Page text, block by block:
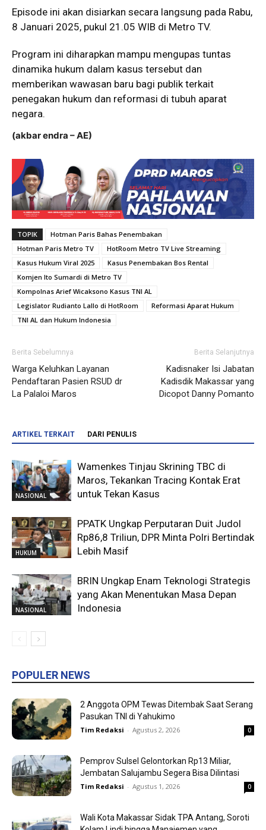
Episode ini akan disiarkan secara langsung pada Rabu,
8 Januari 2025, pukul 21.05 WIB di Metro TV.
Program ini diharapkan mampu mengupas tuntas
dinamika hukum dalam kasus tersebut dan
memberikan wawasan baru bagi publik terkait
penegakan hukum dan reformasi di tubuh aparat
negara.
(akbar endra – AE)
TOPIK
Hotman Paris Bahas Penembakan
Hotman Paris Metro TV
HotRoom Metro TV Live Streaming
Kasus Hukum Viral 2025
Kasus Penembakan Bos Rental
Komjen Ito Sumardi di Metro TV
Kompolnas Arief Wicaksono Kasus TNI AL
Legislator Rudianto Lallo di HotRoom
Reformasi Aparat Hukum
TNI AL dan Hukum Indonesia
Berita Sebelumnya
Warga Keluhkan Layanan
Pendaftaran Pasien RSUD dr
La Palaloi Maros
Berita Selanjutnya
Kadisnaker Isi Jabatan
Kadisdik Makassar yang
Dicopot Danny Pomanto
ARTIKEL TERKAIT DARI PENULIS
NASIONAL
Wamenkes Tinjau Skrining TBC di
Maros, Tekankan Tracing Kontak Erat
untuk Tekan Kasus
HUKUM
PPATK Ungkap Perputaran Duit Judol
Rp86,8 Triliun, DPR Minta Polri Bertindak
Lebih Masif
NASIONAL
BRIN Ungkap Enam Teknologi Strategis
yang Akan Menentukan Masa Depan
Indonesia
POPULER NEWS
2 Anggota OPM Tewas Ditembak Saat Serang
Pasukan TNI di Yahukimo
Tim Redaksi - Agustus 2, 2026 0
Pemprov Sulsel Gelontorkan Rp13 Miliar,
Jembatan Salujambu Segera Bisa Dilintasi
Tim Redaksi - Agustus 1, 2026 0
Wali Kota Makassar Sidak TPA Antang, Soroti